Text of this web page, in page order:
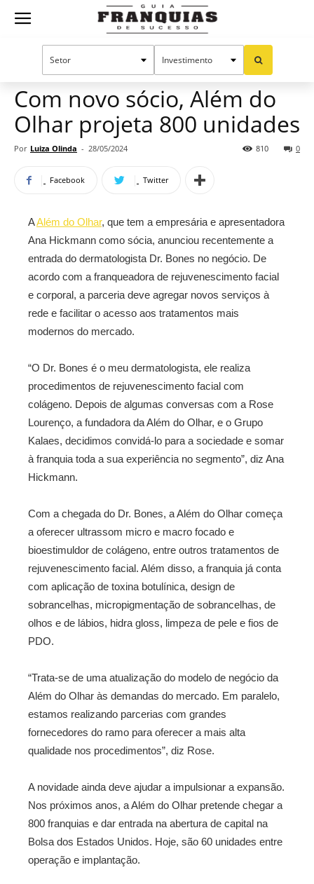
Guia
Mercado de franquias
Com novo sócio, Além do
Olhar projeta 800 unidades
Por Luiza Olinda - 28/05/2024 0
810
Facebook Twitter
AAlém do Olhar, que tem a empresária e apresentadora
Ana Hickmann como sócia, anunciou recentemente a
entrada do dermatologista Dr. Bones no negócio. De
acordo com a franqueadora de rejuvenescimento facial
e corporal, a parceria deve agregar novos serviços à
rede e facilitar o acesso aos tratamentos mais
modernos do mercado.
“O Dr. Bones é o meu dermatologista, ele realiza
procedimentos de rejuvenescimento facial com
colágeno. Depois de algumas conversas com a Rose
Lourenço, a fundadora da Além do Olhar, e o Grupo
Kalaes, decidimos convidá-lo para a sociedade e somar
à franquia toda a sua experiência no segmento”, diz Ana
Hickmann.
Com a chegada do Dr. Bones, a Além do Olhar começa
a oferecer ultrassom micro e macro focado e
bioestimuldor de colágeno, entre outros tratamentos de
rejuvenescimento facial. Além disso, a franquia já conta
com aplicação de toxina botulínica, design de
sobrancelhas, micropigmentação de sobrancelhas, de
olhos e de lábios, hidra gloss, limpeza de pele e fios de
PDO.
“Trata-se de uma atualização do modelo de negócio da
Além do Olhar às demandas do mercado. Em paralelo,
estamos realizando parcerias com grandes
fornecedores do ramo para oferecer a mais alta
qualidade nos procedimentos”, diz Rose.
A novidade ainda deve ajudar a impulsionar a expansão.
Nos próximos anos, a Além do Olhar pretende chegar a
800 franquias e dar entrada na abertura de capital na
Bolsa dos Estados Unidos. Hoje, são 60 unidades entre
operação e implantação.